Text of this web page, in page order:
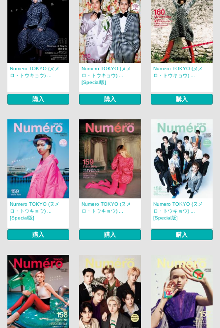
Numero TOKYO (ヌメ
ロ・トウキョウ) ...
購入
Numero TOKYO (ヌメ
ロ・トウキョウ) ...
[Special版]
購入
Numero TOKYO (ヌメ
ロ・トウキョウ) ...
購入
Numero TOKYO (ヌメ
ロ・トウキョウ) ...
[Special版]
購入
Numero TOKYO (ヌメ
ロ・トウキョウ) ...
購入
Numero TOKYO (ヌメ
ロ・トウキョウ) ...
[Special版]
購入